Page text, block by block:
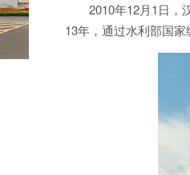
2010年12月1日，
13年，通过水利部国